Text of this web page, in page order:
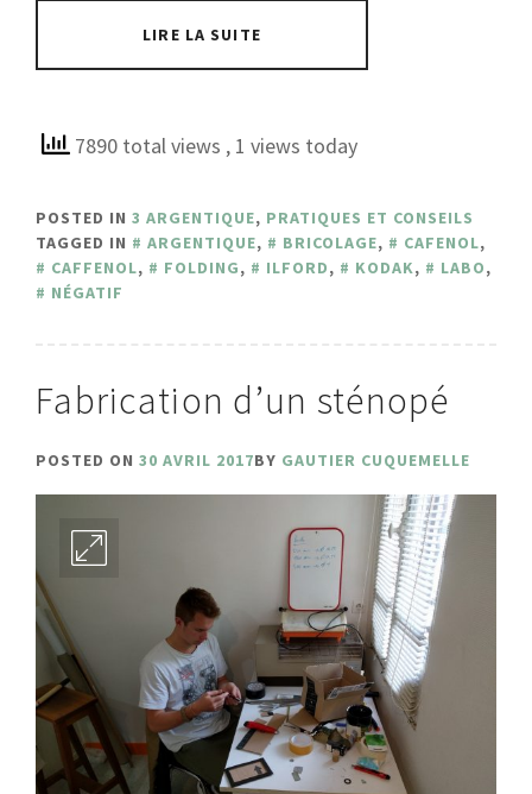
LIRE LA SUITE
7890 total views , 1 views today
POSTED IN 3 ARGENTIQUE, PRATIQUES ET CONSEILS
TAGGED IN
ARGENTIQUE, BRICOLAGE, CAFENOL,
CAFFENOL, FOLDING, ILFORD, KODAK, LABO,
NÉGATIF
Fabrication d’un sténopé
POSTED ON 30 AVRIL 2017BY GAUTIER CUQUEMELLE